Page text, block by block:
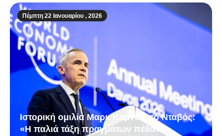
Πέμπτη 22 Ιανουαρίου , 2026
Ιστορική ομιλία Μαρκ Κάρνεϊ στο Νταβός:
«Η παλιά τάξη πραγμάτων πέθανε»